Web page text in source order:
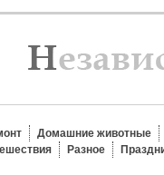
Домашние животные
Разное